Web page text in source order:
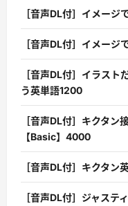
［音声DL付］イメージ
［音声DL付］イメージ
［音声DL付］イラスト
う英単語1200
［音声DL付］キクタン
【Basic】4000
［音声DL付］キクタン
［音声DL付］ジャステ